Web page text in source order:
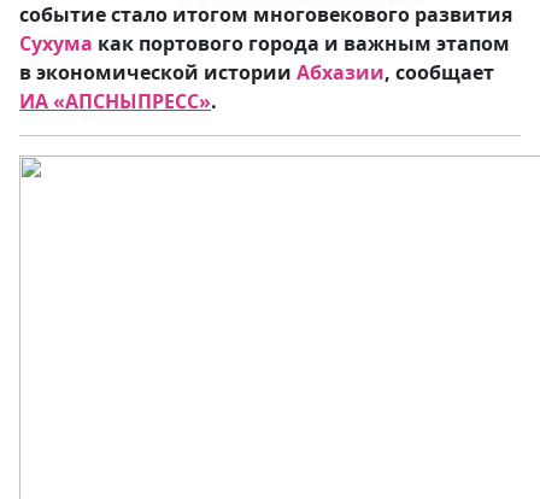
событие стало итогом многовекового развития
Сухума как портового города и важным этапом
в экономической истории Абхазии, сообщает
ИА «АПСНЫПРЕСС».